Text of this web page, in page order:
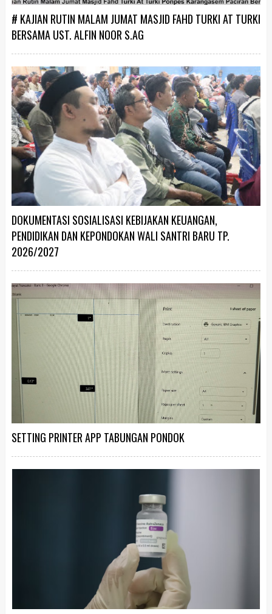
# KAJIAN RUTIN MALAM JUMAT MASJID FAHD TURKI AT TURKI
BERSAMA UST. ALFIN NOOR S.AG
DOKUMENTASI SOSIALISASI KEBIJAKAN KEUANGAN,
PENDIDIKAN DAN KEPONDOKAN WALI SANTRI BARU TP.
2026/2027
SETTING PRINTER APP TABUNGAN PONDOK